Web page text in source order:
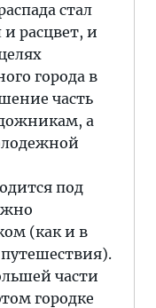
стал
расцвет, и
города в
часть
а
под
(как и в
части
городке